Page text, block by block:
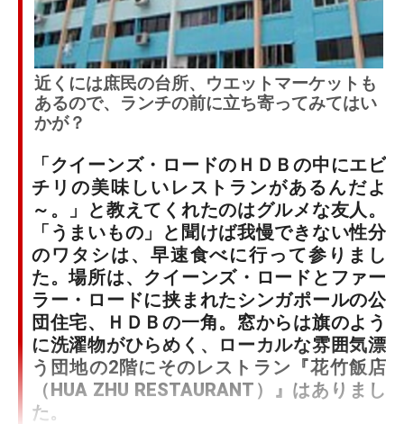
近くには庶民の台所、ウエットマーケットも
あるので、ランチの前に立ち寄ってみてはい
かが？
「クイーンズ・ロードのＨＤＢの中にエビ
チリの美味しいレストランがあるんだよ
～。」と教えてくれたのはグルメな友人。
「うまいもの」と聞けば我慢できない性分
のワタシは、早速食べに行って参りまし
た。場所は、クイーンズ・ロードとファー
ラー・ロードに挟まれたシンガポールの公
団住宅、ＨＤＢの一角。窓からは旗のよう
に洗濯物がひらめく、ローカルな雰囲気漂
う団地の2階にそのレストラン 『花竹飯店
（HUA ZHU RESTAURANT）』 はありまし
た。